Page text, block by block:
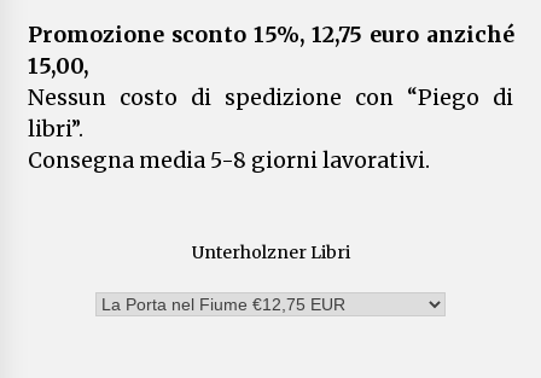
Promozione sconto 15%, 12,75 euro anziché
15,00,
Nessun costo di spedizione con “Piego di
libri”.
Consegna media 5-8 giorni lavorativi.
Unterholzner Libri